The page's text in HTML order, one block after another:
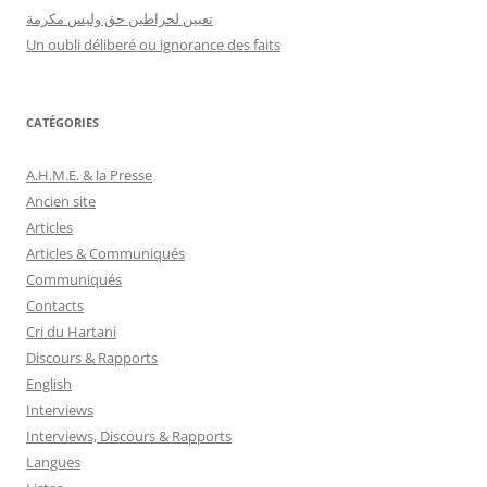
تعيين لحراطين حق وليس مكرمة
Un oubli déliberé ou ignorance des faits
CATÉGORIES
A.H.M.E. & la Presse
Ancien site
Articles
Articles & Communiqués
Communiqués
Contacts
Cri du Hartani
Discours & Rapports
English
Interviews
Interviews, Discours & Rapports
Langues